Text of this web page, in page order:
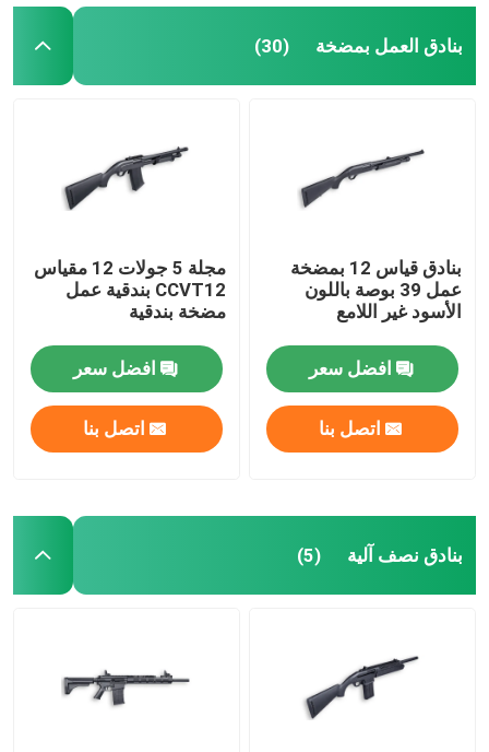
بنادق العمل بمضخة (30)
بنادق قياس 12 بمضخة
عمل 39 بوصة باللون
الأسود غير اللامع
افضل سعر
اتصل بنا
مجلة 5 جولات 12 مقياس
CCVT12 بندقية عمل
مضخة بندقية
افضل سعر
اتصل بنا
بنادق نصف آلية (5)